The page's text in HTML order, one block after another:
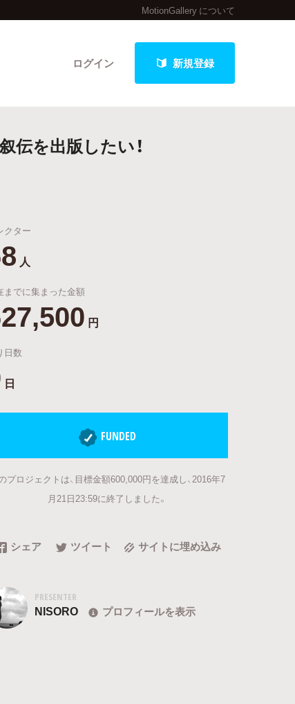
MotionGallery について
ログイン 新規登録
最新進捗報告から探す
伝を出版したい！
クター
人
までに集まった金額
円
日数
日
FUNDED
プロジェクトは、目標金額600,000円を達成し、2016年7
月21日23:59に終了しました。
シェア ツイート サイトに埋め込み
PRESENTER
NISORO プロフィールを表示